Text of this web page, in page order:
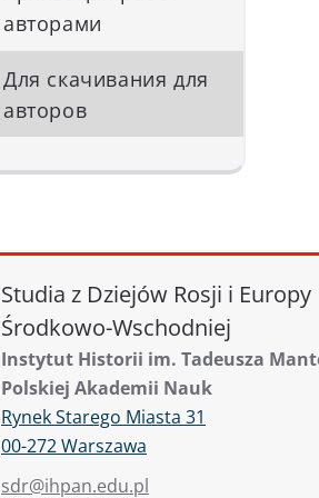
авторами
Для скачивания для
авторов
Studia z Dziejów Rosji i Europy
Środkowo-Wschodniej
Instytut Historii im. Tadeusza
Polskiej Akademii Nauk
Rynek Starego Miasta 31
00-272 Warszawa
sdr@ihpan.edu.pl